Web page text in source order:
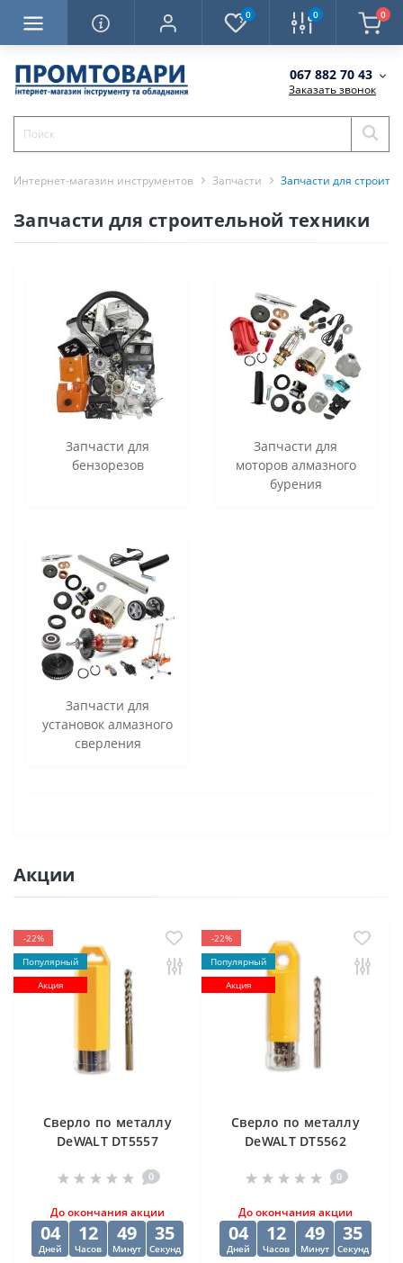
0 0 0
067 882 70 43
Заказать звонок
Интернет-магазин инструментов Запчасти Запчасти для
Запчасти для строительной техники
Запчасти для
бензорезов
Запчасти для
моторов алмазного
бурения
Запчасти для
установок алмазного
сверления
Акции
-22%
Популярный
Акция
Cверлo по металлу
DeWALT DT5557
10х84х133 мм
0
До окончания акции
04
Дней
12
Часов
49
Минут
34
Секунд
-22%
Популярный
Акция
Cверлo по металлу
DeWALT DT5562
(10 шт) 12.5х98х151
0
До окончания акции
04
Дней
12
Часов
49
Минут
34
Секунд